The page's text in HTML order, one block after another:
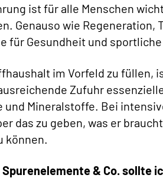
ist für alle Menschen
Genauso wie Regeneration,
für Gesundheit und
im Vorfeld zu füllen,
Zufuhr
Mineralstoffe. Bei
das zu geben, was er
können.
& Co. sollte